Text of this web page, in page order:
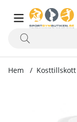
Hem Kosttillskott